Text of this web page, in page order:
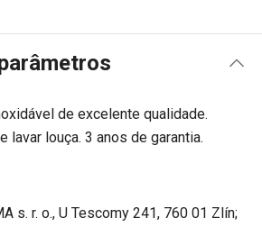
de excelente qualidade.
lavar louça. 3 anos de garantia.
s. r. o., U Tescomy 241, 760 01 Zlín;